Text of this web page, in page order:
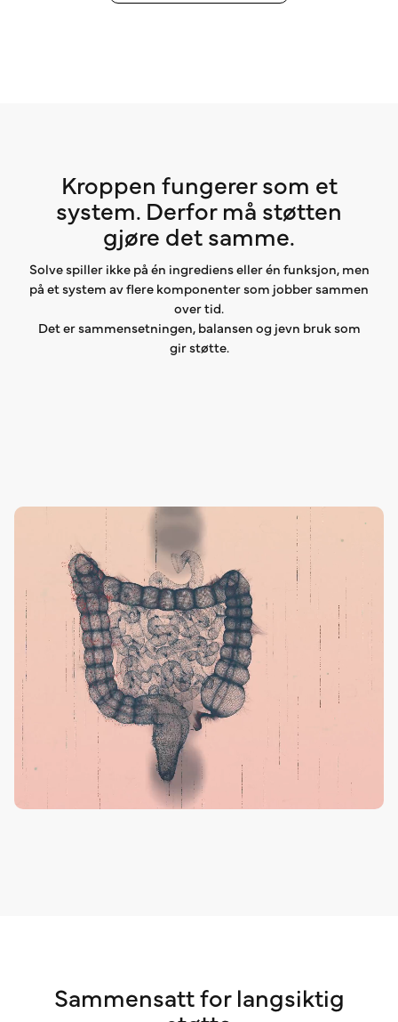
Kroppen fungerer som et
system. Derfor må støtten
gjøre det samme.
Solve spiller ikke på én ingrediens eller én funksjon, men
på et system av flere komponenter som jobber sammen
over tid.
Det er sammensetningen, balansen og jevn bruk som
gir støtte.
Sammensatt for langsiktig